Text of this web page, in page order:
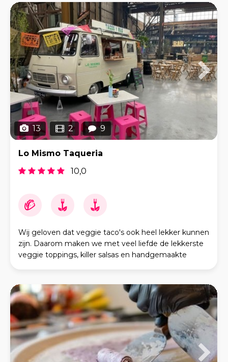
13 2 9
Lo Mismo Taqueria
10,0
Wij geloven dat veggie taco's ook heel lekker kunnen
zijn. Daarom maken we met veel liefde de lekkerste
veggie toppings, killer salsas en handgemaakte